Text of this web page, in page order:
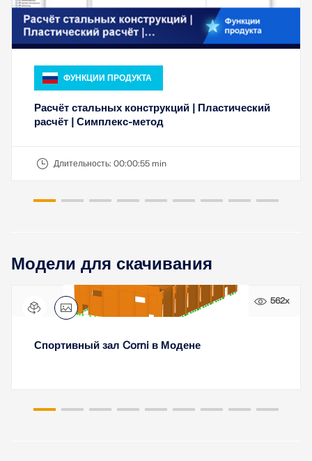
ветра и сейсмических данных.
Устаревшие продукты
ФУНКЦИИ ПРОДУКТА
Расчёт стальных конструкций | Пластический
расчёт | Симплекс-метод
Длительность: 00:00:55 min
Модели для скачивания
562x
Спортивный зал Corni в Модене